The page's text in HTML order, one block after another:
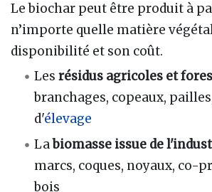
Le biochar peut être produit à
n’importe quelle matière
disponibilité et son coût.
Lesrésidus agricoles et
branchages, copeaux,
d'élevage
Labiomasse issue de
marcs, coques, noyaux, co-
bois